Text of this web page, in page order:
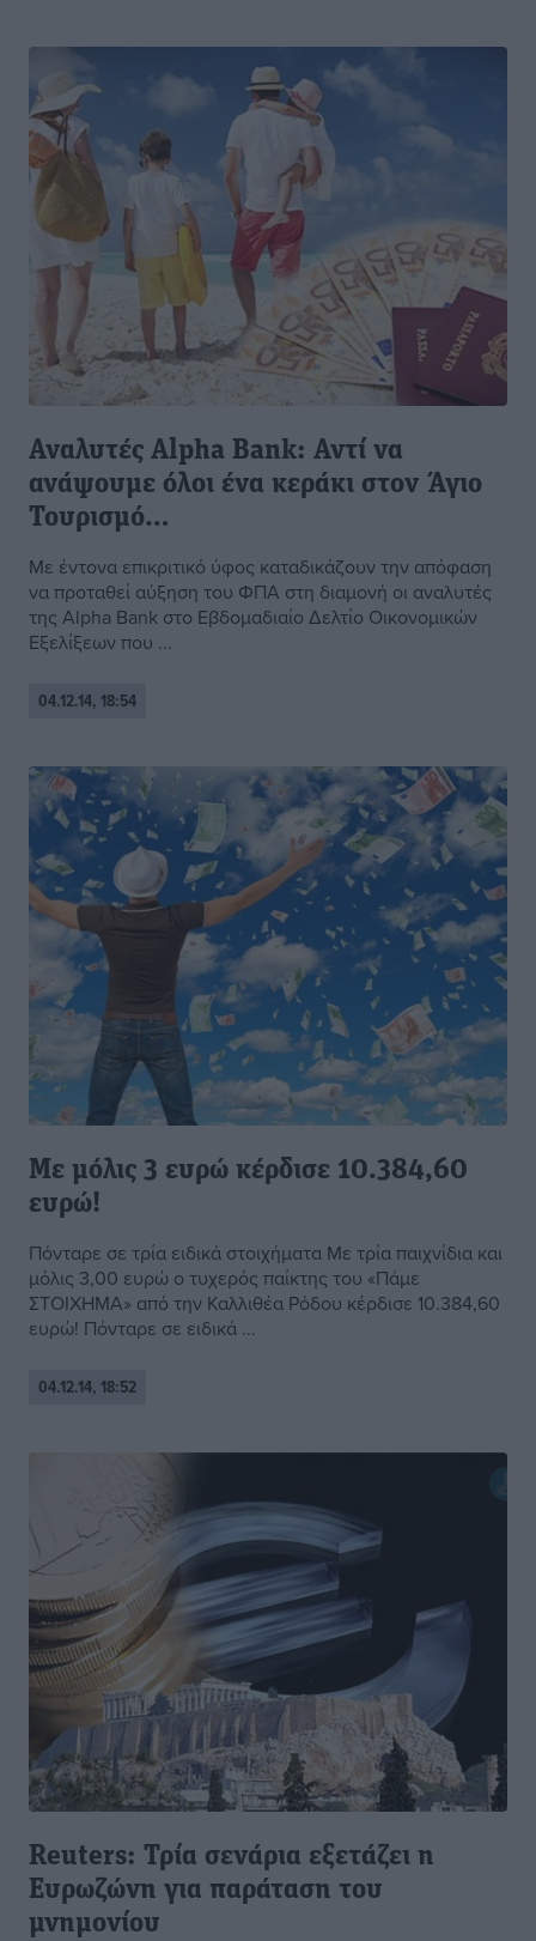
Αναλυτές Alpha Bank: Αντί να
ανάψουμε όλοι ένα κεράκι στον Άγιο
Τουρισμό…
Με έντονα επικριτικό ύφος καταδικάζουν την απόφαση
να προταθεί αύξηση του ΦΠΑ στη διαμονή οι αναλυτές
της Alpha Bank στο Εβδομαδιαίο Δελτίο Οικονομικών
Εξελίξεων που ...
04.12.14, 18:54
Με μόλις 3 ευρώ κέρδισε 10.384,60
ευρώ!
Πόνταρε σε τρία ειδικά στοιχήματα Με τρία παιχνίδια και
μόλις 3,00 ευρώ ο τυχερός παίκτης του «Πάμε
ΣΤΟΙΧΗΜΑ» από την Καλλιθέα Ρόδου κέρδισε 10.384,60
ευρώ! Πόνταρε σε ειδικά ...
04.12.14, 18:52
Reuters: Τρία σενάρια εξετάζει η
Ευρωζώνη για παράταση του
μνημονίου